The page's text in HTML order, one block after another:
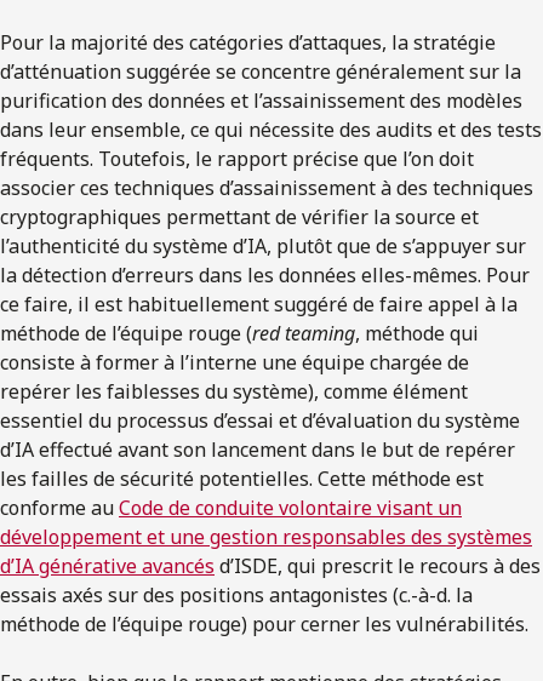
Pour la majorité des catégories d’attaques, la stratégie
d’atténuation suggérée se concentre généralement sur la
purification des données et l’assainissement des modèles
dans leur ensemble, ce qui nécessite des audits et des tests
fréquents. Toutefois, le rapport précise que l’on doit
associer ces techniques d’assainissement à des techniques
cryptographiques permettant de vérifier la source et
l’authenticité du système d’IA, plutôt que de s’appuyer sur
la détection d’erreurs dans les données elles-mêmes. Pour
ce faire, il est habituellement suggéré de faire appel à la
méthode de l’équipe rouge (red teaming, méthode qui
consiste à former à l’interne une équipe chargée de
repérer les faiblesses du système), comme élément
essentiel du processus d’essai et d’évaluation du système
d’IA effectué avant son lancement dans le but de repérer
les failles de sécurité potentielles. Cette méthode est
conforme auCode de conduite volontaire visant un
développement et une gestion responsables des systèmes
d’IA générative avancés d’ISDE, qui prescrit le recours à des
essais axés sur des positions antagonistes (c.-à-d. la
méthode de l’équipe rouge) pour cerner les vulnérabilités.